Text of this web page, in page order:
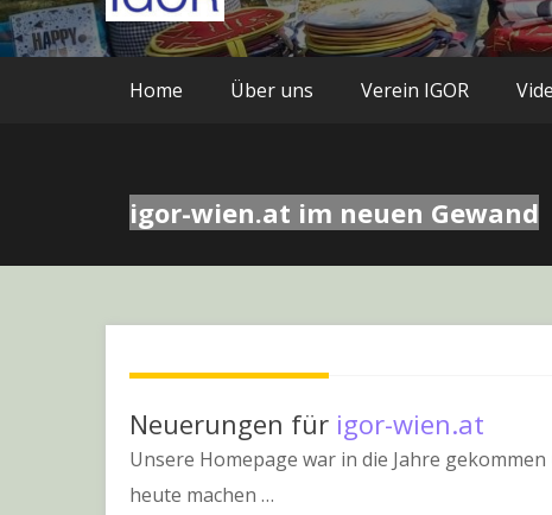
Home Über uns Verein IGOR
igor-wien.at im neuen Gewand
Neuerungen für igor-wien.at
Unsere Homepage war in die Jahre
heute machen …